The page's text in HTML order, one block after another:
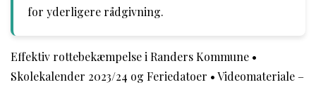
for yderligere rådgivning.
Effektiv rottebekæmpelse i Randers Kommune •
Skolekalender 2023/24 og Feriedatoer •Videomateriale –